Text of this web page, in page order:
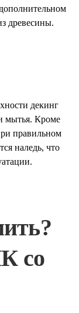
древесины.
декинг
мытья. Кроме
правильном
наледь, что
со